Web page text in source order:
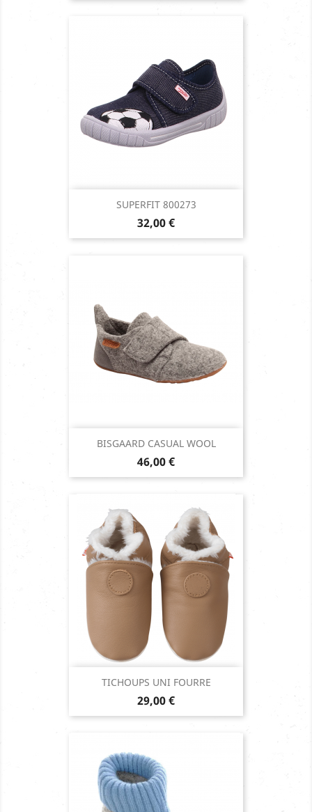
SUPERFIT 800273
Prix
32,00 €
BISGAARD CASUAL WOOL
Prix
46,00 €
TICHOUPS UNI FOURRE
Prix
29,00 €